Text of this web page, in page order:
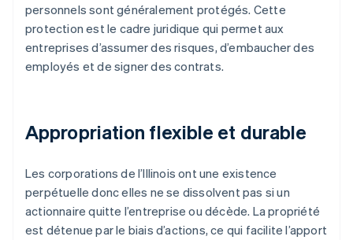
personnels sont généralement protégés. Cette
protection est le cadre juridique qui permet aux
entreprises d’assumer des risques, d’embaucher des
employés et de signer des contrats.
Appropriation flexible et durable
Les corporations de l’Illinois ont une existence
perpétuelle donc elles ne se dissolvent pas si un
actionnaire quitte l’entreprise ou décède. La propriété
est détenue par le biais d’actions, ce qui facilite l’apport